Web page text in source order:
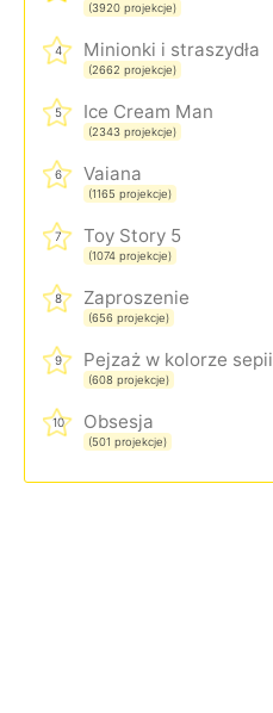
(3920 projekcje)
4 Minionki i straszydła
(2662 projekcje)
5 Ice Cream Man
(2343 projekcje)
6 Vaiana
(1165 projekcje)
7 Toy Story 5
(1074 projekcje)
8 Zaproszenie
(656 projekcje)
9 Pejzaż w kolorze sepii
(608 projekcje)
10 Obsesja
(501 projekcje)